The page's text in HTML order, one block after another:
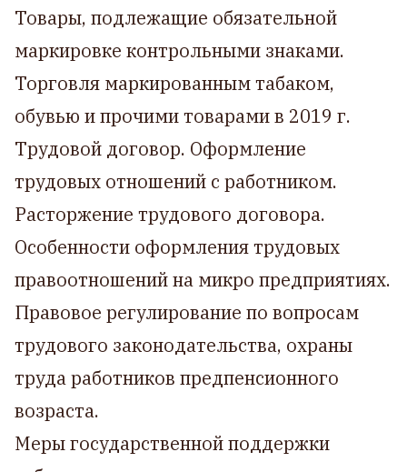
Товары, подлежащие обязательной
маркировке контрольными знаками.
Торговля маркированным табаком,
обувью и прочими товарами в 2019 г.
Трудовой договор. Оформление
трудовых отношений с работником.
Расторжение трудового договора.
Особенности оформления трудовых
правоотношений на микро предприятиях.
Правовое регулирование по вопросам
трудового законодательства, охраны
труда работников предпенсионного
возраста.
Меры государственной поддержки